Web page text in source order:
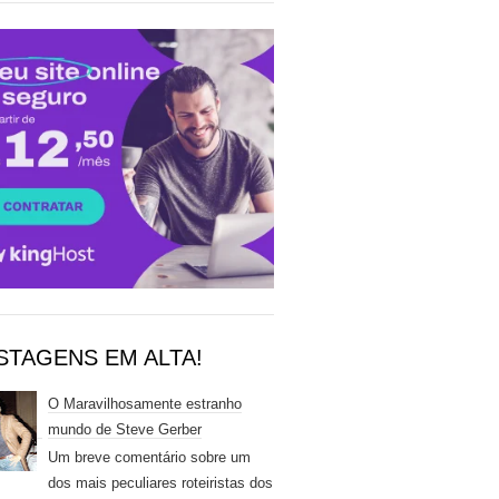
EM ALTA!
O Maravilhosamente estranho
mundo de Steve Gerber
Um breve comentário sobre um
dos mais peculiares roteiristas dos